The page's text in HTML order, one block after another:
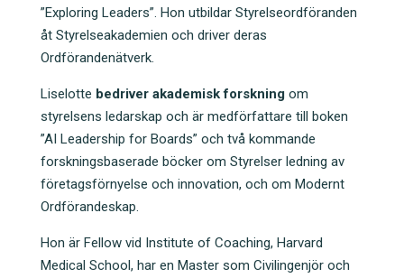
”Exploring Leaders”. Hon utbildar Styrelseordföranden
åt Styrelseakademien och driver deras
Ordförandenätverk.
Liselotte bedriver akademisk forskningom
styrelsens ledarskap och är medförfattare till boken
”AI Leadership for Boards” och två kommande
forskningsbaserade böcker om Styrelser ledning av
företagsförnyelse och innovation, och om Modernt
Ordförandeskap.
Hon är Fellow vid Institute of Coaching, Harvard
Medical School, har en Master som Civilingenjör och